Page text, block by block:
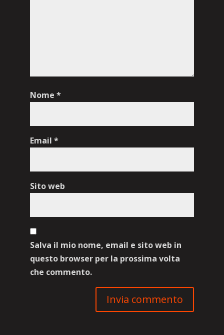
Nome *
Email *
Sito web
Salva il mio nome, email e sito web in
questo browser per la prossima volta
che commento.